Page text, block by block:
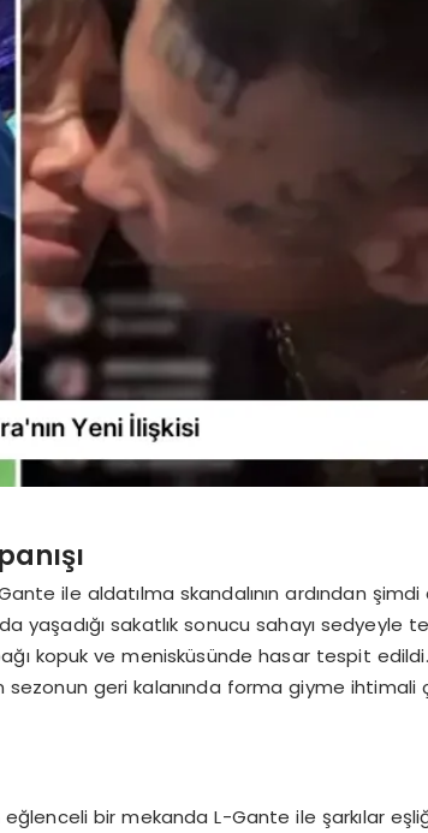
ile aldatılma skandalının ardından şimdi
yaşadığı sakatlık sonucu sahayı sedyeyle
kopuk ve menisküsünde hasar tespit
sezonun geri kalanında forma giyme ihtimali
eğlenceli bir mekanda L-Gante ile şarkılar